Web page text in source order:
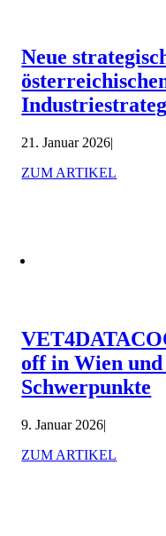
Neue
21. Januar 2026|
ZUM ARTIKEL
off in Wien und
Schwerpunkte
9. Januar 2026|
ZUM ARTIKEL